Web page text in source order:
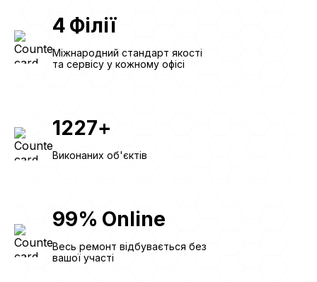
4 Філії
Міжнародний стандарт якості
та сервісу у кожному офісі
1227+
Виконаних об'єктів
99% Online
Весь ремонт відбувається без
вашої участі